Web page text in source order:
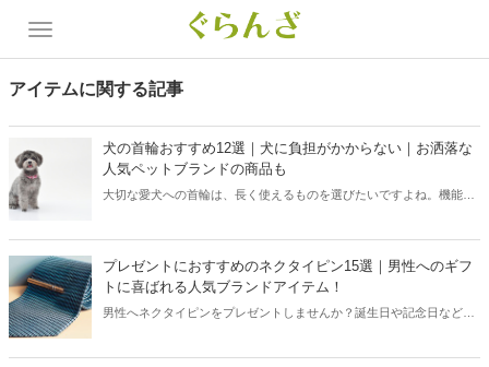
アイテムに関する記事
犬の首輪おすすめ12選｜犬に負担がかからない｜お洒落な
人気ペットブランドの商品も
大切な愛犬への首輪は、長く使えるものを選びたいですよね。機能や
された商品や安全性の高い首輪も多数。あなたのワンちゃんの好みに
合ったお気に入りの首輪を付ければ、お散歩の時間がより楽しくなり
ますよ。
プレゼントにおすすめのネクタイピン15選｜男性へのギフ
トに喜ばれる人気ブランドアイテム！
男性へネクタイピンをプレゼントしませんか？誕生日や記念日など、